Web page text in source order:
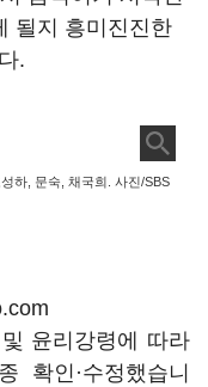
될지 흥미진진한
.
하, 문숙, 채국희. 사진/SBS
윤리강령에 따라
확인·수정했습니